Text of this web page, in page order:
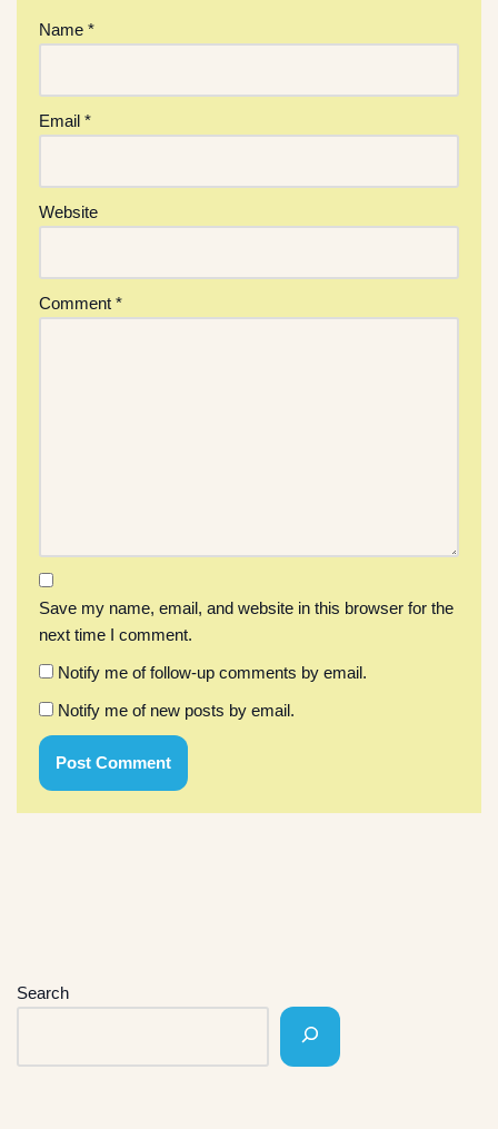
Name *
Email *
Website
Comment *
Save my name, email, and website in this browser for the
next time I comment.
Notify me of follow-up comments by email.
Notify me of new posts by email.
Search